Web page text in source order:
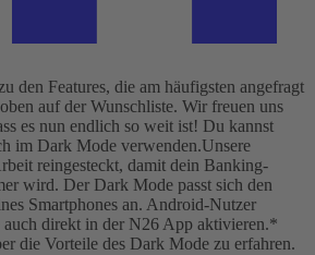
den Features, die am häufigsten angefragt
auf der Wunschliste. Wir freuen uns
es nun endlich so weit ist! Du kannst
im Dark Mode verwenden.Unsere
reingesteckt, damit dein Banking-
wird. Der Dark Mode passt sich den
Smartphones an. Android-Nutzer
direkt in der N26 App aktivieren.*
die Vorteile des Dark Mode zu erfahren.